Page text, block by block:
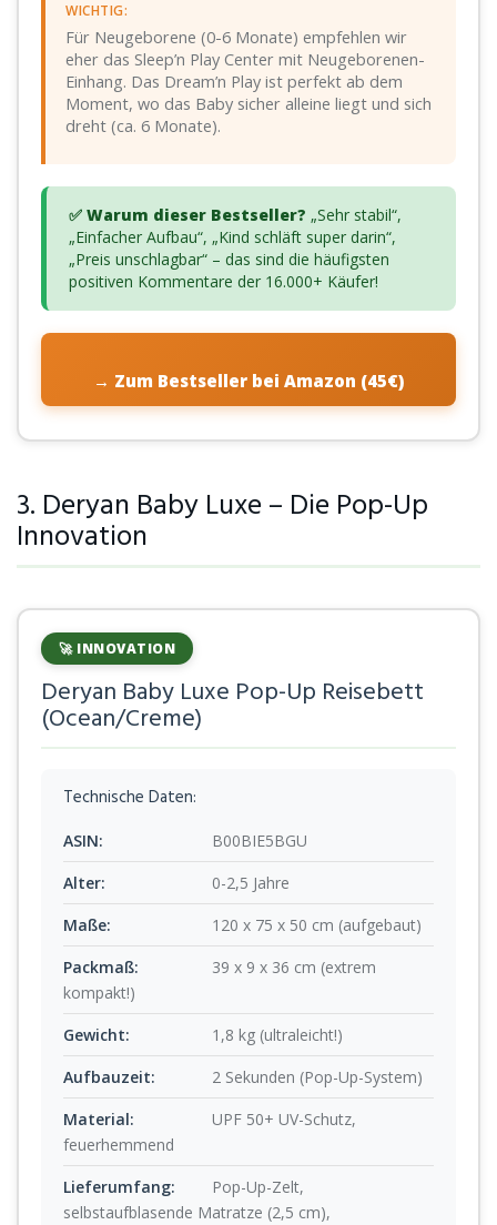
WICHTIG:
Für Neugeborene (0-6 Monate) empfehlen wir
eher das Sleep’n Play Center mit Neugeborenen-
Einhang. Das Dream’n Play ist perfekt ab dem
Moment, wo das Baby sicher alleine liegt und sich
dreht (ca. 6 Monate).
✅ Warum dieser Bestseller? „Sehr stabil“,
„Einfacher Aufbau“, „Kind schläft super darin“,
„Preis unschlagbar“ – das sind die häufigsten
positiven Kommentare der 16.000+ Käufer!
→ Zum Bestseller bei Amazon (45€)
3. Deryan Baby Luxe – Die Pop-Up
Innovation
🚀 INNOVATION
Deryan Baby Luxe Pop-Up Reisebett
(Ocean/Creme)
Technische Daten:
ASIN:
B00BIE5BGU
Alter:
0-2,5 Jahre
Maße:
120 x 75 x 50 cm (aufgebaut)
Packmaß:
39 x 9 x 36 cm (extrem
kompakt!)
Gewicht:
1,8 kg (ultraleicht!)
Aufbauzeit:
2 Sekunden (Pop-Up-System)
Material:
UPF 50+ UV-Schutz,
feuerhemmend
Lieferumfang:
Pop-Up-Zelt,
selbstaufblasende Matratze (2,5 cm),